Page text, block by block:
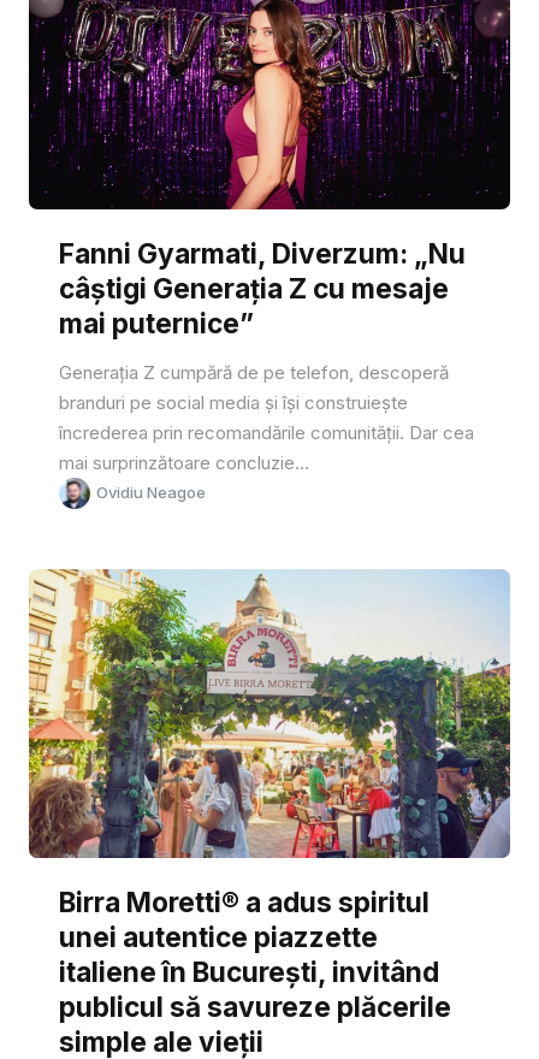
Fanni Gyarmati, Diverzum: „Nu
câștigi Generația Z cu mesaje
mai puternice”
Generația Z cumpără de pe telefon, descoperă
branduri pe social media și își construiește
încrederea prin recomandările comunității. Dar cea
mai surprinzătoare concluzie...
Ovidiu Neagoe
Birra Moretti® a adus spiritul
unei autentice piazzette
italiene în București, invitând
publicul să savureze plăcerile
simple ale vieții